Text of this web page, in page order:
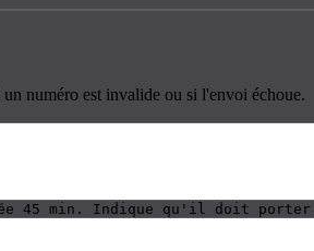
numéro est invalide ou si l'envoi échoue.
45 min. Indique qu'il doit